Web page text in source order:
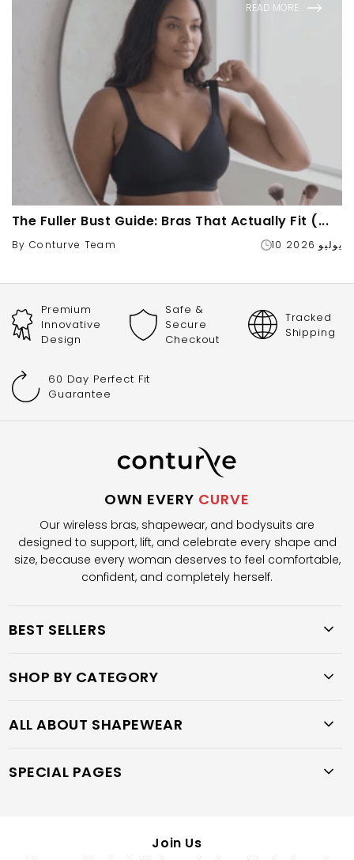
READ MORE
The Fuller Bust Guide: Bras That Actually Fit (...
By Conturve Team 10 يوليو 2026
Premium
Innovative
Design
Safe &
Secure
Checkout
Tracked
Shipping
60 Day Perfect Fit
Guarantee
OWN EVERY CURVE
Our wireless bras, shapewear, and bodysuits are
designed to support, lift, and celebrate every shape and
size, because every woman deserves to feel comfortable,
confident, and completely herself.
BEST SELLERS
SHOP BY CATEGORY
ALL ABOUT SHAPEWEAR
SPECIAL PAGES
Join Us